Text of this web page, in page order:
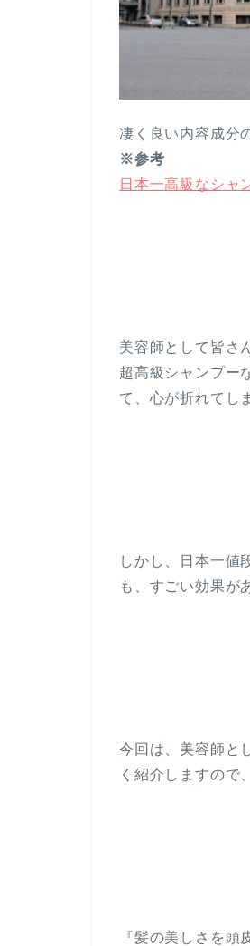
凄く良い内容成分
※参考
日本一高級なシャ
美容師として皆さ
超高級シャンプー
て、心が折れてし
しかし、日本一値
も、すごい効果が
今回は、美容師と
く紹介しますので
『髪の美しさを